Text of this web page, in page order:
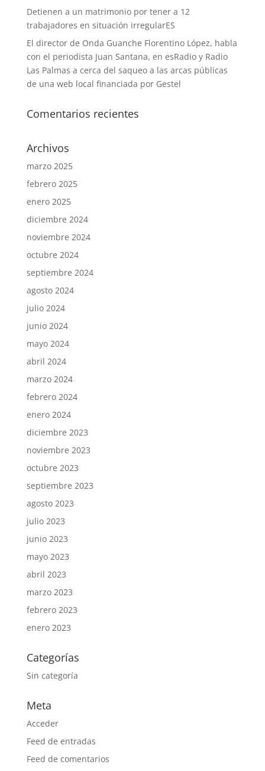
Detienen a un matrimonio por tener a 12
trabajadores en situación irregularES
El director de Onda Guanche Florentino López, habla
con el periodista Juan Santana, en esRadio y Radio
Las Palmas a cerca del saqueo a las arcas públicas
de una web local financiada por Gestel
Comentarios recientes
Archivos
marzo 2025
febrero 2025
enero 2025
diciembre 2024
noviembre 2024
octubre 2024
septiembre 2024
agosto 2024
julio 2024
junio 2024
mayo 2024
abril 2024
marzo 2024
febrero 2024
enero 2024
diciembre 2023
noviembre 2023
octubre 2023
septiembre 2023
agosto 2023
julio 2023
junio 2023
mayo 2023
abril 2023
marzo 2023
febrero 2023
enero 2023
Categorías
Sin categoría
Meta
Acceder
Feed de entradas
Feed de comentarios